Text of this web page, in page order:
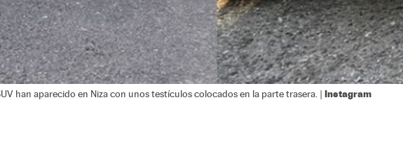
han aparecido en Niza con unos testículos colocados en la parte trasera. | Instagram